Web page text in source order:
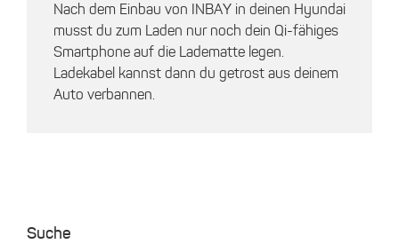
Nach dem Einbau von INBAY in deinen Hyundai
musst du zum Laden nur noch dein Qi-fähiges
Smartphone auf die Ladematte legen.
Ladekabel kannst dann du getrost aus deinem
Auto verbannen.
Suche